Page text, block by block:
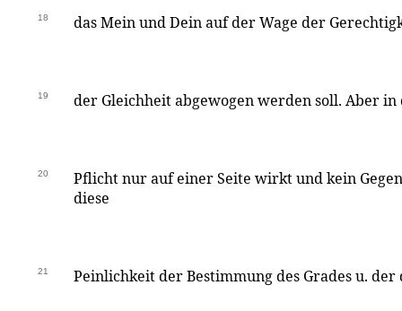
18 das Mein und Dein auf der Wage der
19 der Gleichheit abgewogen werden soll. Aber
20
Pflicht nur auf einer Seite wirkt und kein
diese
21 Peinlichkeit der Bestimmung des Grades u.